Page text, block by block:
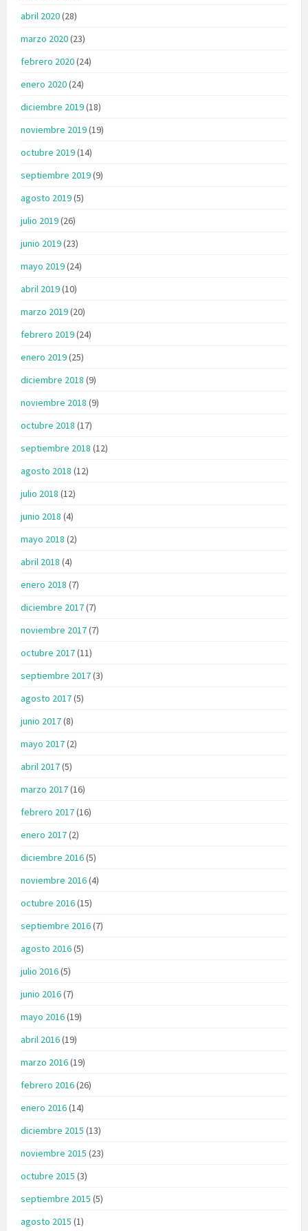
abril 2020(28)
marzo 2020(23)
febrero 2020(24)
enero 2020(24)
diciembre 2019(18)
noviembre 2019(19)
octubre 2019(14)
septiembre 2019(9)
agosto 2019(5)
julio 2019(26)
junio 2019(23)
mayo 2019(24)
abril 2019(10)
marzo 2019(20)
febrero 2019(24)
enero 2019(25)
diciembre 2018 (9)
noviembre 2018 (9)
octubre 2018 (17)
septiembre 2018 (12)
agosto 2018 (12)
julio 2018 (12)
junio 2018 (4)
mayo 2018 (2)
abril 2018 (4)
enero 2018 (7)
diciembre 2017(7)
noviembre 2017(7)
octubre 2017(11)
septiembre 2017(3)
agosto 2017(5)
junio 2017(8)
mayo 2017(2)
abril 2017(5)
marzo 2017(16)
febrero 2017(16)
enero 2017(2)
diciembre 2016(5)
noviembre 2016(4)
octubre 2016(15)
septiembre 2016(7)
agosto 2016(5)
julio 2016(5)
junio 2016(7)
mayo 2016(19)
abril 2016(19)
marzo 2016(19)
febrero 2016(26)
enero 2016(14)
diciembre 2015 (13)
noviembre 2015 (23)
octubre 2015 (3)
septiembre 2015 (5)
agosto 2015 (1)